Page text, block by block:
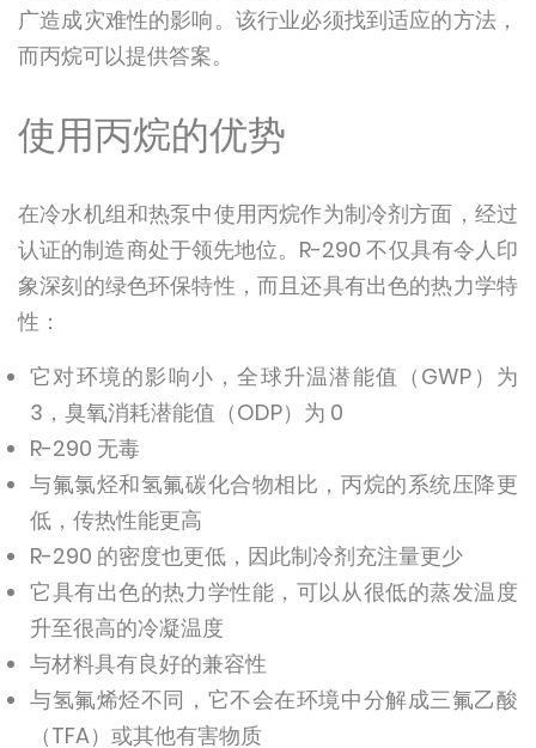
广造成灾难性的影响。该行业必须找到适应的方法，
而丙烷可以提供答案。
使用丙烷的优势
在冷水机组和热泵中使用丙烷作为制冷剂方面，经过
认证的制造商处于领先地位。R-290 不仅具有令人印
象深刻的绿色环保特性，而且还具有出色的热力学特
性：
它对环境的影响小，全球升温潜能值（GWP）为
3，臭氧消耗潜能值（ODP）为 0
R-290 无毒
与氟氯烃和氢氟碳化合物相比，丙烷的系统压降更
低，传热性能更高
R-290 的密度也更低，因此制冷剂充注量更少
它具有出色的热力学性能，可以从很低的蒸发温度
升至很高的冷凝温度
与材料具有良好的兼容性
与氢氟烯烃不同，它不会在环境中分解成三氟乙酸
（TFA）或其他有害物质